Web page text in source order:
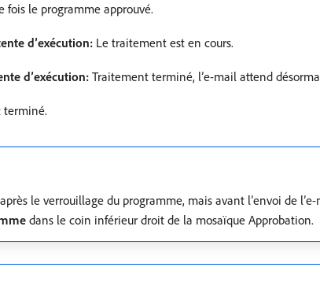
fois le programme approuvé.
d’exécution: Le traitement est en cours.
d’exécution: Traitement terminé, l’e-mail attend
terminé.
le verrouillage du programme, mais avant l’envoi de
dans le coin inférieur droit de la mosaïque Approbation.